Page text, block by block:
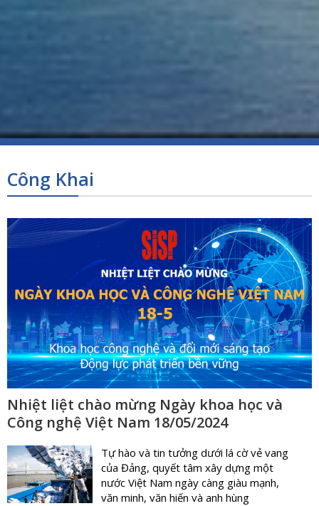
Công Khai
Nhiệt liệt chào mừng Ngày khoa học và
Công nghệ Việt Nam 18/05/2024
Tự hào và tin tưởng dưới lá cờ vẻ vang
của Đảng, quyết tâm xây dựng một
nước Việt Nam ngày càng giàu mạnh,
văn minh, văn hiến và anh hùng